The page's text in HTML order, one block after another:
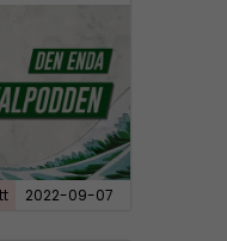
2022-09-07